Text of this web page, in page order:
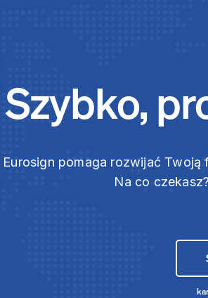
Szybko,
Eurosign pomaga rozwijać
Na co